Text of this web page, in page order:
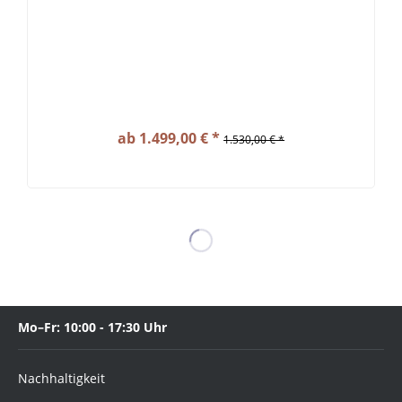
ab 1.499,00 € * 1.530,00 € *
Mo–Fr: 10:00 - 17:30 Uhr
Nachhaltigkeit